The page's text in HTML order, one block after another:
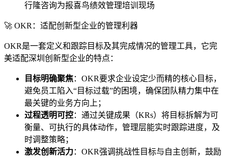
行隆咨询为报喜鸟绩效管理培训现场
🚀 OKR：适配创新型企业的管理利器
OKR是一套定义和跟踪目标及其完成情况的管理工具，它完
美适配深圳创新型企业的特点：
目标明确聚焦：OKR要求企业设定少而精的核心目标，
避免员工陷入“目标过载”的困境，确保团队精力集中在
最关键的业务方向上；
过程透明可控：通过关键成果（KRs）将目标拆解为可
衡量、可执行的具体动作，管理层能实时跟踪进度，及
时调整策略；
激发创新活力：OKR强调挑战性目标与自主创新，鼓励